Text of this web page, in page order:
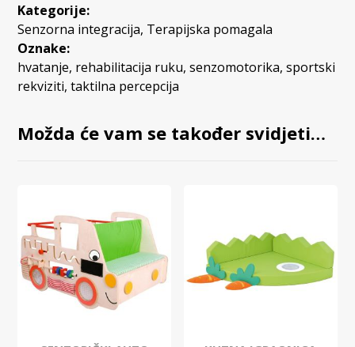
Kategorije:
Senzorna integracija, Terapijska pomagala
Oznake:
hvatanje, rehabilitacija ruku,senzomotorika,sportski
rekviziti,taktilna percepcija
Možda će vam se također svidjeti…